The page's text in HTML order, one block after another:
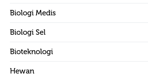
Biologi Medis
Biologi Sel
Bioteknologi
Hewan